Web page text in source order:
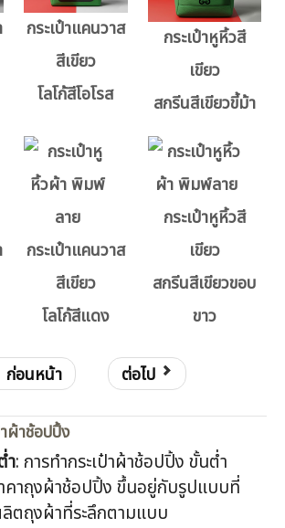
กระเป๋าแคนวาส
สีเขียว
โลโก้สีโอโรส
กระเป๋าหูหิ้วสี
เขียว
สกรีนสีเขียวขี้ม้า
กระเป๋าแคนวาส
สีเขียว
โลโก้สีแดง
กระเป๋าหูหิ้วสี
เขียว
สกรีนสีเขียวขอบ
ขาว
ก่อนหน้า ต่อไป
ผ้าช้อปปิ้ง
ำ: การทำกระเป๋าผ้าช้อปปิ้ง ขั้นต่ำ
คาถุงผ้าช้อปปิ้ง ขึ้นอยู่กับรูปแบบที่
ตถุงผ้าที่ระลึกตามแบบ